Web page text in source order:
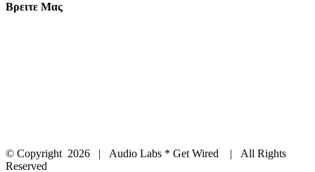
Βρειτε Μας
© Copyright 2026 | Audio Labs * Get Wired | All Rights
Reserved